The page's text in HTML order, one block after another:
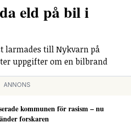
eld på bil i
larmades till Nykvarn på
uppgifter om en bilbrand
ANNONS
kommunen för rasism – nu
forskaren